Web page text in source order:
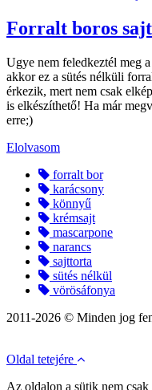
Forralt boros
Ugye nem feledkeztél meg
akkor ez a sütés nélküli
érkezik, mert nem csak
is elkészíthető! Ha már
erre;)
Elolvasom
forralt bor
karácsony
könnyű
krémsajt
mascarpone
narancs
sajttorta
sütés nélkül
vörösáfonya
2011-2026 © Minden jog
Oldal tetejére
Az oldalon a sütik nem